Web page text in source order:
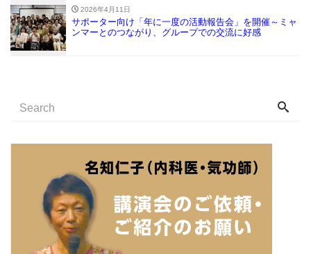
2026年4月11日
サポーター向け「年に一度の活動報告会」を開催～ミャ
ンマーとのつながり、グループでの交流に好感